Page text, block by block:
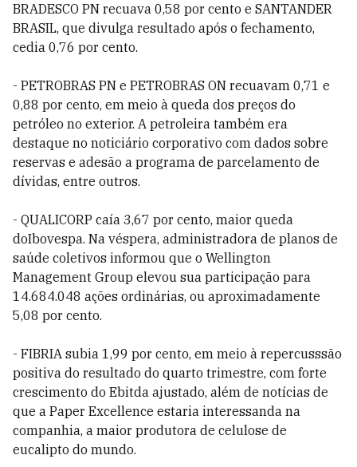
BRADESCO PN recuava 0,58 por cento e SANTANDER
BRASIL, que divulga resultado após o fechamento,
cedia 0,76 por cento.
- PETROBRAS PN e PETROBRAS ON recuavam 0,71 e
0,88 por cento, em meio à queda dos preços do
petróleo no exterior. A petroleira também era
destaque no noticiário corporativo com dados sobre
reservas e adesão a programa de parcelamento de
dívidas, entre outros.
- QUALICORP caía 3,67 por cento, maior queda
doIbovespa. Na véspera, administradora de planos de
saúde coletivos informou que o Wellington
Management Group elevou sua participação para
14.684.048 ações ordinárias, ou aproximadamente
5,08 por cento.
- FIBRIA subia 1,99 por cento, em meio à repercusssão
positiva do resultado do quarto trimestre, com forte
crescimento do Ebitda ajustado, além de notícias de
que a Paper Excellence estaria interessanda na
companhia, a maior produtora de celulose de
eucalipto do mundo.